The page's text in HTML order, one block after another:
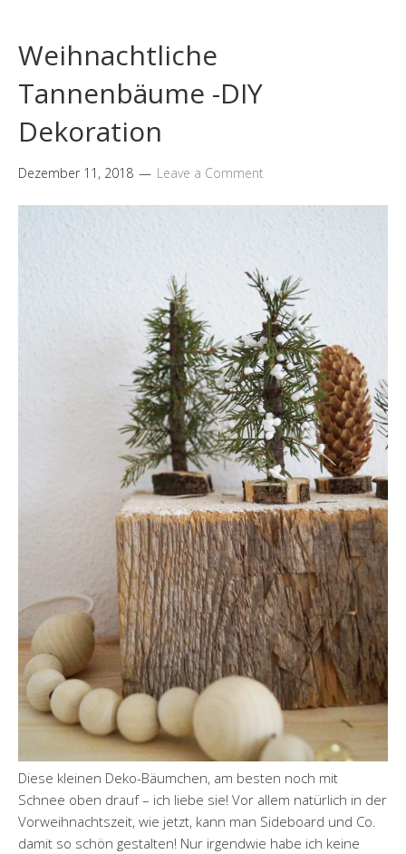
Weihnachtliche
Tannenbäume -DIY
Dekoration
Dezember 11, 2018 Leave a Comment
Diese kleinen Deko-Bäumchen, am besten noch mit
Schnee oben drauf – ich liebe sie! Vor allem natürlich in der
Vorweihnachtszeit, wie jetzt, kann man Sideboard und Co.
damit so schön gestalten! Nur irgendwie habe ich keine